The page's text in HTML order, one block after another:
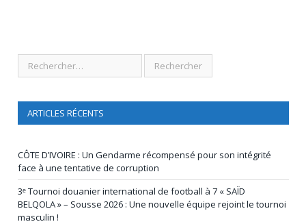
ARTICLES RÉCENTS
CÔTE D’IVOIRE : Un Gendarme récompensé pour son intégrité
face à une tentative de corruption
3ᵉ Tournoi douanier international de football à 7 « SAÏD
BELQOLA » – Sousse 2026 : Une nouvelle équipe rejoint le tournoi
masculin !